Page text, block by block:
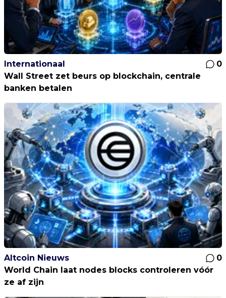
Internationaal
0
Wall Street zet beurs op blockchain, centrale
banken betalen
Altcoin Nieuws
0
World Chain laat nodes blocks controleren vóór
ze af zijn